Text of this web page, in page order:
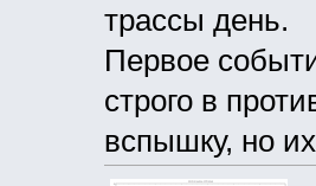
трассы день.
Первое
строго в
вспышку, но